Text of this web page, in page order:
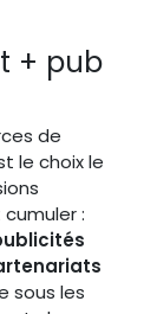
+ pub
de
le choix le
:
sous les